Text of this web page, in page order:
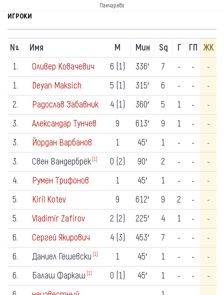
Панчарево
ИГРОКИ
Nº Имя М Мин Sq Г ГП ЖК
1.
Оливер Ковачевич 6 (1) 336′ 7 - -
-
1.
Deyan Maksich 5 (1) 315′ 6 - -
-
2.
Радослав Забавник 4 (1) 360′ 5 1 -
-
3.
Александар Тунчев 9 613′ 9 1 -
-
3.
Йордан Варбанов 1 45′ 1 - -
-
3.
Свен Вандербрёк [1] 0 (2) 90′ 2 - -
-
4.
Румен Трифонов 1 45′ 1 - -
-
5.
Kiril Kotev 9 612′ 9 2 -
-
5.
Vladimir Zafirov 2 (2) 225′ 4 1 -
-
6.
Сергей Якирович 4 (3) 453′ 7 - -
-
6.
Даниел Гёшевски [1] 1 45′ 1 - -
-
6.
Балаш Фаркаш [1] 0 (1) 45′ 1 - -
-